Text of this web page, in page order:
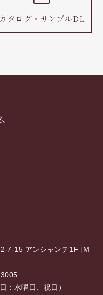
カタログ・ サンプルDL
7-15 アンシャンテ1F [Ｍ
：水曜日、祝日）